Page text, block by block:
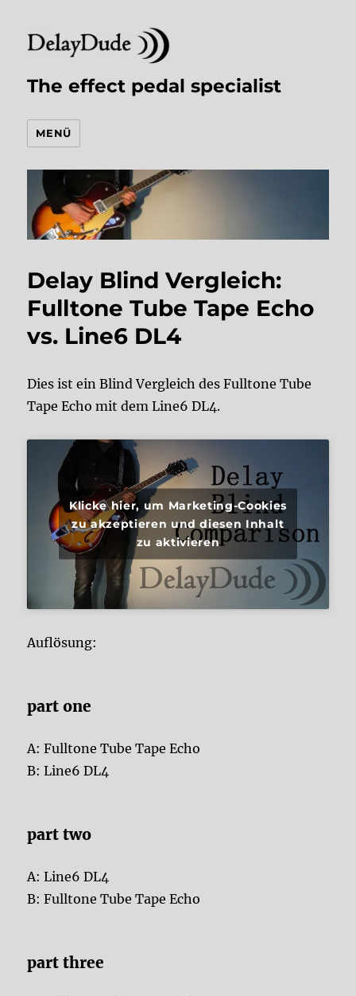
The effect pedal specialist
MENÜ
Delay Blind Vergleich:
Fulltone Tube Tape Echo
vs. Line6 DL4
Dies ist ein Blind Vergleich des Fulltone Tube
Tape Echo mit dem Line6 DL4.
Klicke hier, um Marketing-Cookies
zu akzeptieren und diesen Inhalt
zu aktivieren
Auflösung:
part one
A: Fulltone Tube Tape Echo
B: Line6 DL4
part two
A: Line6 DL4
B: Fulltone Tube Tape Echo
part three